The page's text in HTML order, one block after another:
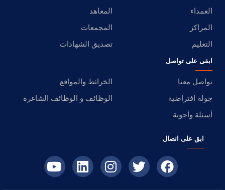
العمداء
المعاهد
المراكز
المجمعات
التعليم
تصديق الشهادات
ابقى على تواصل
تواصل معنا
الخرائط والمواقع
جولة افتراضية
الوظائف و الوظائف الشاغرة
أسئلة وأجوبة
ابق على اتصال